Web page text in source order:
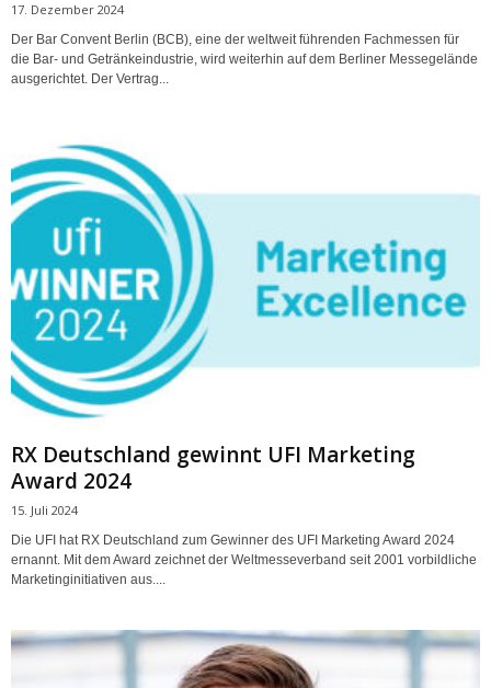
17. Dezember 2024
Der Bar Convent Berlin (BCB), eine der weltweit führenden Fachmessen für
die Bar- und Getränkeindustrie, wird weiterhin auf dem Berliner Messegelände
ausgerichtet. Der Vertrag...
RX Deutschland gewinnt UFI Marketing
Award 2024
15. Juli 2024
Die UFI hat RX Deutschland zum Gewinner des UFI Marketing Award 2024
ernannt. Mit dem Award zeichnet der Weltmesseverband seit 2001 vorbildliche
Marketinginitiativen aus....